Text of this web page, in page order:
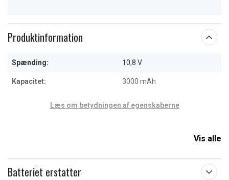
Produktinformation
Spænding: 10,8 V
Kapacitet: 3000 mAh
Læs om betydningen af egenskaberne
Vis alle
Batteriet erstatter